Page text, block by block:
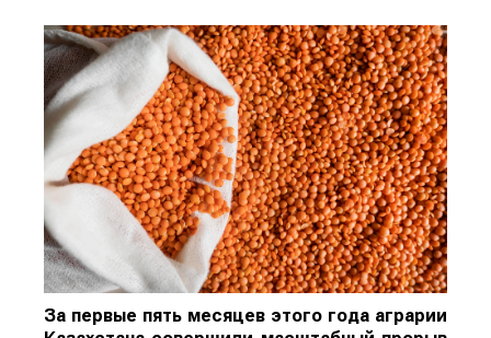
За первые пять месяцев этого года аграрии